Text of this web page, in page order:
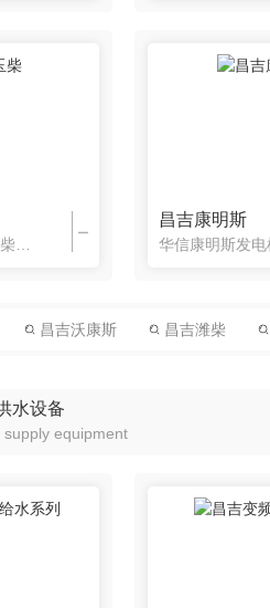
昌吉康明斯
昌吉沃康斯 昌吉潍柴
水设备
supply equipment